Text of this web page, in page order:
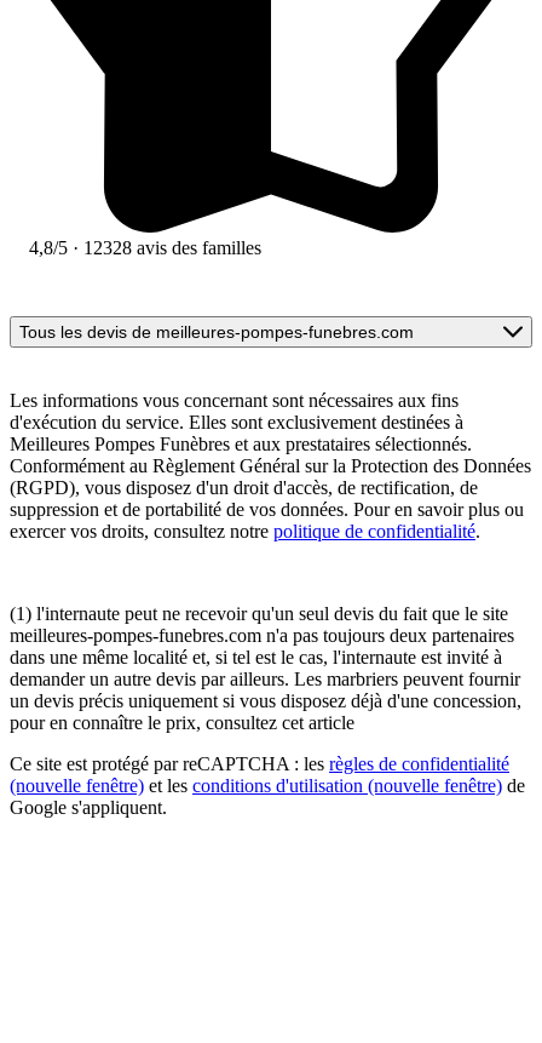
4,8/5 · 12328 avis des familles
Tous les devis de meilleures-pompes-funebres.com
Les informations vous concernant sont nécessaires aux fins
d'exécution du service. Elles sont exclusivement destinées à
Meilleures Pompes Funèbres et aux prestataires sélectionnés.
Conformément au Règlement Général sur la Protection des Données
(RGPD), vous disposez d'un droit d'accès, de rectification, de
suppression et de portabilité de vos données. Pour en savoir plus ou
exercer vos droits, consultez notre politique de confidentialité.
(1) l'internaute peut ne recevoir qu'un seul devis du fait que le site
meilleures-pompes-funebres.com n'a pas toujours deux partenaires
dans une même localité et, si tel est le cas, l'internaute est invité à
demander un autre devis par ailleurs. Les marbriers peuvent fournir
un devis précis uniquement si vous disposez déjà d'une concession,
pour en connaître le prix, consultez cet article
Ce site est protégé par reCAPTCHA : les règles de confidentialité
(nouvelle fenêtre) et les conditions d'utilisation (nouvelle fenêtre) de
Google s'appliquent.